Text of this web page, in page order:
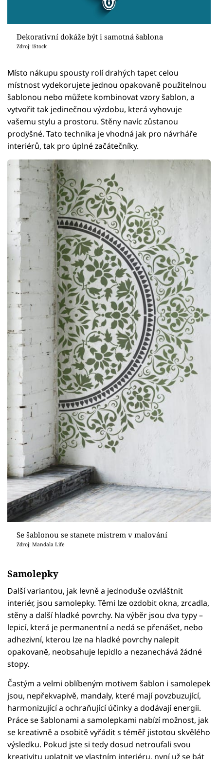
Dekorativní dokáže být i samotná šablona
Zdroj: iStock
Místo nákupu spousty rolí drahých tapet celou
místnost vydekorujete jednou opakovaně použitelnou
šablonou nebo můžete kombinovat vzory šablon, a
vytvořit tak jedinečnou výzdobu, která vyhovuje
vašemu stylu a prostoru. Stěny navíc zůstanou
prodyšné. Tato technika je vhodná jak pro návrháře
interiérů, tak pro úplné začátečníky.
Se šablonou se stanete mistrem v malování
Zdroj: Mandala Life
Samolepky
Další variantou, jak levně a jednoduše ozvláštnit
interiér, jsou samolepky. Těmi lze ozdobit okna, zrcadla,
stěny a další hladké povrchy. Na výběr jsou dva typy –
lepicí, která je permanentní a nedá se přenášet, nebo
adhezivní, kterou lze na hladké povrchy nalepit
opakovaně, neobsahuje lepidlo a nezanechává žádné
stopy.
Častým a velmi oblíbeným motivem šablon i samolepek
jsou, nepřekvapivě, mandaly, které mají povzbuzující,
harmonizující a ochraňující účinky a dodávají energii.
Práce se šablonami a samolepkami nabízí možnost, jak
se kreativně a osobitě vyřádit s téměř jistotou skvělého
výsledku. Pokud jste si tedy dosud netroufali svou
kreativitu uplatnit ve vlastním interiéru, nyní už se bát